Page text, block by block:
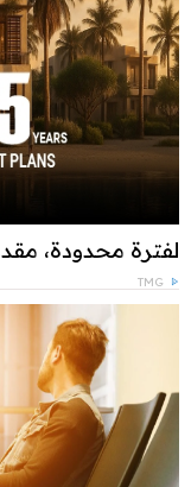
لفترة محدودة، مقدم 1.5% وتقسيط حتى 15
TMG